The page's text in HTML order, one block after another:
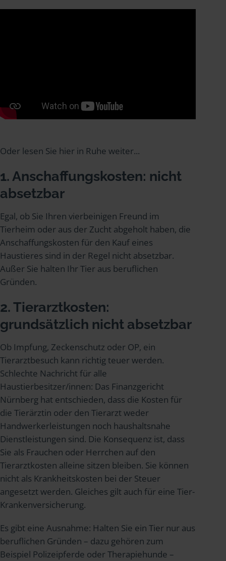
Oder lesen Sie hier in Ruhe weiter...
1. Anschaffungskosten: nicht
absetzbar
Egal, ob Sie Ihren vierbeinigen Freund im
Tierheim oder aus der Zucht abgeholt haben, die
Anschaffungskosten für den Kauf eines
Haustieres sind in der Regel nicht absetzbar.
Außer Sie halten Ihr Tier aus beruflichen
Gründen.
2. Tierarztkosten:
grundsätzlich nicht absetzbar
Ob Impfung, Zeckenschutz oder OP, ein
Tierarztbesuch kann richtig teuer werden.
Schlechte Nachricht für alle
Haustierbesitzer/innen: Das Finanzgericht
Nürnberg hat entschieden, dass die Kosten für
die Tierärztin oder den Tierarzt weder
Handwerkerleistungen noch haushaltsnahe
Dienstleistungen sind. Die Konsequenz ist, dass
Sie als Frauchen oder Herrchen auf den
Tierarztkosten alleine sitzen bleiben. Sie können
nicht als Krankheitskosten bei der Steuer
angesetzt werden. Gleiches gilt auch für eine Tier-
Krankenversicherung.
Es gibt eine Ausnahme: Halten Sie ein Tier nur aus
beruflichen Gründen – dazu gehören zum
Beispiel Polizeipferde oder Therapiehunde –